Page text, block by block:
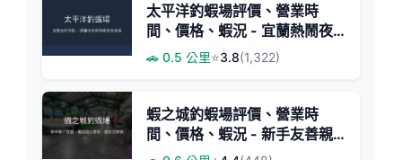
太平洋釣蝦場評價、營業時
間、價格、蝦況 - 宜蘭熱鬧夜
釣與多元餐飲
🚗 0.5 公里⭐3.8(1,322)
蝦之城釣蝦場評價、營業時
間、價格、蝦況 - 新手友善親
子體驗